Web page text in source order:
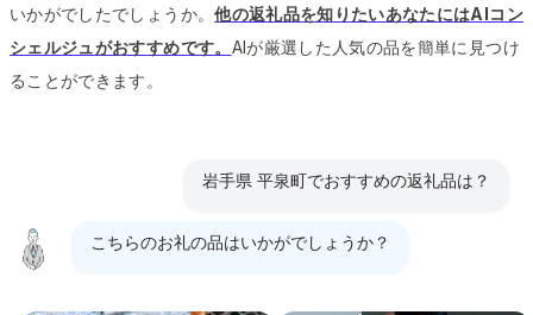
いかがでしたでしょうか。他の返礼品を知りたいあなたにはAIコン
シェルジュがおすすめです。 AIが厳選した人気の品を簡単に見つけ
ることができます。
岩手県 平泉町でおすすめの返礼品は？
こちらのお礼の品はいかがでしょうか？